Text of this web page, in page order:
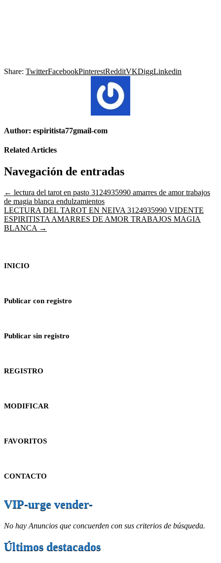
Share: TwitterFacebookPinterestRedditVKDiggLinkedin
Author: espiritista77gmail-com
Related Articles
Navegación de entradas
← lectura del tarot en pasto 3124935990 amarres de amor trabajos
de magia blanca endulzamientos
LECTURA DEL TAROT EN NEIVA 3124935990 VIDENTE
ESPIRITISTA AMARRES DE AMOR TRABAJOS MAGIA
BLANCA →
INICIO
Publicar con registro
Publicar sin registro
REGISTRO
MODIFICAR
FAVORITOS
CONTACTO
VIP-urge vender-
No hay Anuncios que concuerden con sus criterios de búsqueda.
Últimos destacados